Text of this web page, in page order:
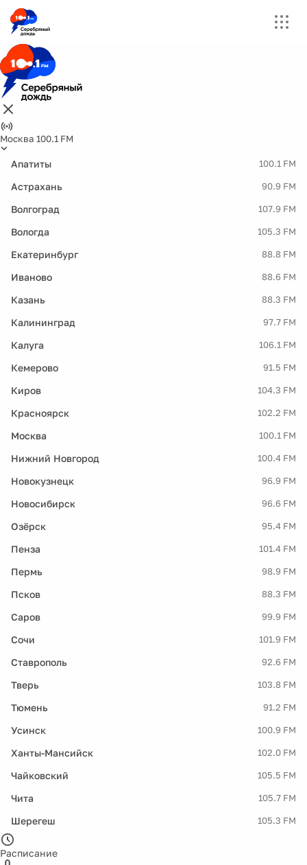
Москва 100.1 FM
Апатиты 100.1 FM
Астрахань 90.9 FM
Волгоград 107.9 FM
Вологда 105.3 FM
Екатеринбург 88.8 FM
Иваново 88.6 FM
Казань 88.3 FM
Калининград 97.7 FM
Калуга 106.1 FM
Кемерово 91.5 FM
Киров 104.3 FM
Красноярск 102.2 FM
Москва 100.1 FM
Нижний Новгород 100.4 FM
Новокузнецк 96.9 FM
Новосибирск 96.6 FM
Озёрск 95.4 FM
Пенза 101.4 FM
Пермь 98.9 FM
Псков 88.3 FM
Саров 99.9 FM
Сочи 101.9 FM
Ставрополь 92.6 FM
Тверь 103.8 FM
Тюмень 91.2 FM
Усинск 100.9 FM
Ханты-Мансийск 102.0 FM
Чайковский 105.5 FM
Чита 105.7 FM
Шерегеш 105.3 FM
Расписание